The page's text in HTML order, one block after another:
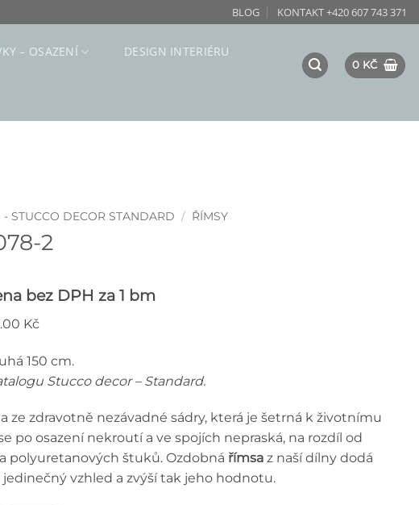
BLOG KONTAKT +420 607 743 371
– OSAZENÍ
DESIGN INTERIÉRU
0 KČ
- STUCCO DECOR STANDARD / ŘÍMSY
2
bez DPH za 1 bm
Kč
150 cm.
Stucco decor – Standard.
ze zdravotně nezávadné sádry, která je šetrná k životnímu
po osazení nekroutí a ve spojích nepraská, na rozdíl od
polyuretanových štuků. Ozdobná římsa z naší dílny dodá
vzhled a zvýší tak jeho hodnotu.